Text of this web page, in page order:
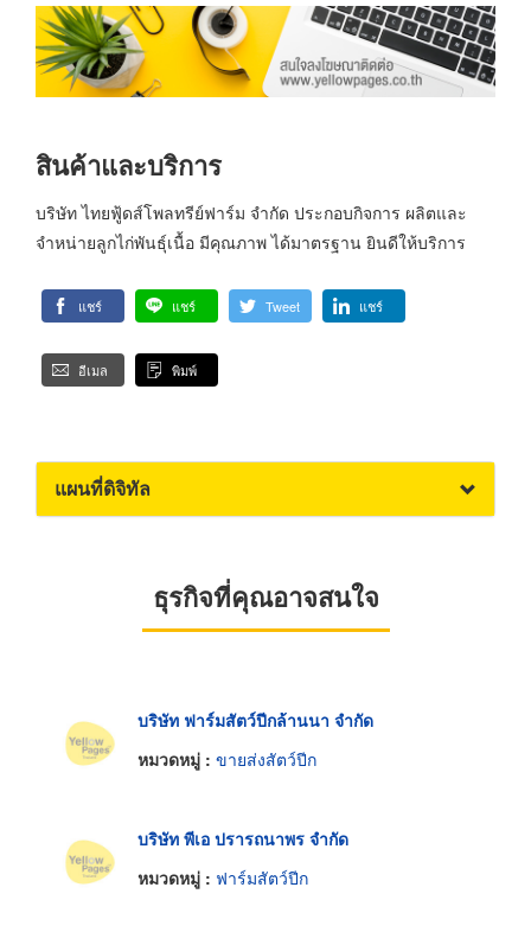
สินค้าและบริการ
บริษัท ไทยฟู้ดส์โพลทรีย์ฟาร์ม จำกัด ประกอบกิจการ ผลิตและ
จำหน่ายลูกไก่พันธุ์เนื้อ มีคุณภาพ ได้มาตรฐาน ยินดีให้บริการ
แชร์ แชร์ Tweet แชร์
อีเมล พิมพ์
แผนที่ดิจิทัล
ธุรกิจที่คุณอาจสนใจ
บริษัท ฟาร์มสัตว์ปีกล้านนา จำกัด
หมวดหมู่ : ขายส่งสัตว์ปีก
บริษัท พีเอ ปรารถนาพร จำกัด
หมวดหมู่ : ฟาร์มสัตว์ปีก